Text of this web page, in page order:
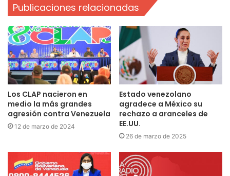
Publicaciones relacionadas
Los CLAP nacieron en
medio la más grandes
agresión contra Venezuela
12 de marzo de 2024
Estado venezolano
agradece a México su
rechazo a aranceles de
EE.UU.
26 de marzo de 2025